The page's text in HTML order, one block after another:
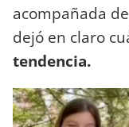
acompañada
dejó en claro
tendencia.